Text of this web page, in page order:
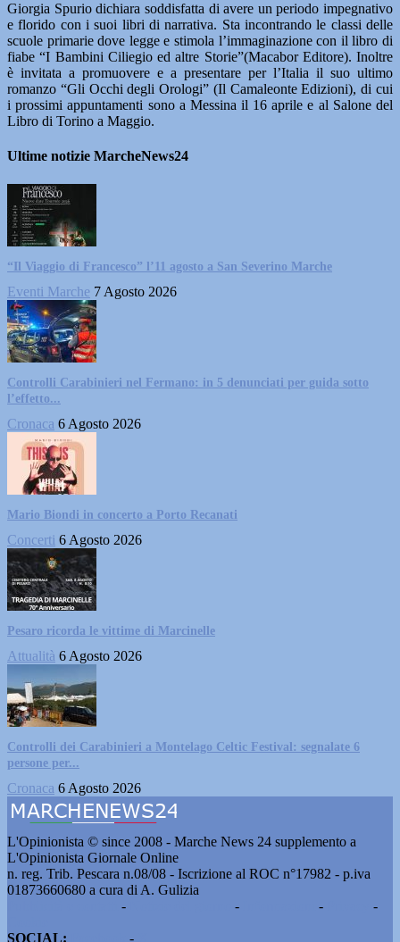
Giorgia Spurio dichiara soddisfatta di avere un periodo impegnativo
e florido con i suoi libri di narrativa. Sta incontrando le classi delle
scuole primarie dove legge e stimola l’immaginazione con il libro di
fiabe “I Bambini Ciliegio ed altre Storie”(Macabor Editore). Inoltre
è invitata a promuovere e a presentare per l’Italia il suo ultimo
romanzo “Gli Occhi degli Orologi” (Il Camaleonte Edizioni), di cui
i prossimi appuntamenti sono a Messina il 16 aprile e al Salone del
Libro di Torino a Maggio.
Ultime notizie MarcheNews24
“Il Viaggio di Francesco” l’11 agosto a San Severino Marche
Eventi Marche 7 Agosto 2026
Controlli Carabinieri nel Fermano: in 5 denunciati per guida sotto
l’effetto...
Cronaca 6 Agosto 2026
Mario Biondi in concerto a Porto Recanati
Concerti 6 Agosto 2026
Pesaro ricorda le vittime di Marcinelle
Attualità 6 Agosto 2026
Controlli dei Carabinieri a Montelago Celtic Festival: segnalate 6
persone per...
Cronaca 6 Agosto 2026
L'Opinionista © since 2008 - Marche News 24 supplemento a
L'Opinionista Giornale Online
n. reg. Trib. Pescara n.08/08 - Iscrizione al ROC n°17982 - p.iva
01873660680 a cura di A. Gulizia
- - -
-
SOCIAL:
-